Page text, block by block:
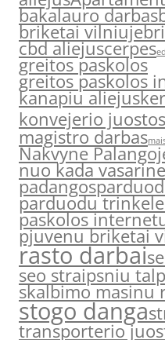
bakalauro darbas
briketai vilniuje
cbd aliejuscerpes
greitos paskolos
greitos paskolos
kanapiu aliejus
konvejerio juostos
magistro darbas
Nakvyne
nuo kada
padangos
parduodu
paskolos
pjuvenu briketai
rasto darbai
seo straipsniu
skalbimo masinu
stogo danga
transporterio